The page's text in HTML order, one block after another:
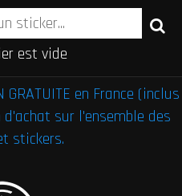
est vide
en France (inclus
sur l'ensemble des
stickers.